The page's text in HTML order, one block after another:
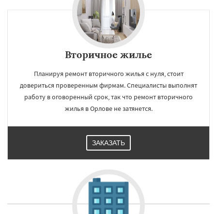
Вторичное жилье
Планируя ремонт вторичного жилья с нуля, стоит
довериться проверенным фирмам. Специалисты выполнят
работу в оговоренный срок, так что ремонт вторичного
жилья в Орлове не затянется.
ЗАКАЗАТЬ